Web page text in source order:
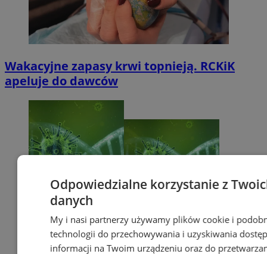
Wakacyjne zapasy krwi topnieją. RCKiK
apeluje do dawców
Odpowiedzialne korzystanie z
danych
My i nasi partnerzy używamy plików cookie i
technologii do przechowywania i uzyskiwania
informacji na Twoim urządzeniu oraz do